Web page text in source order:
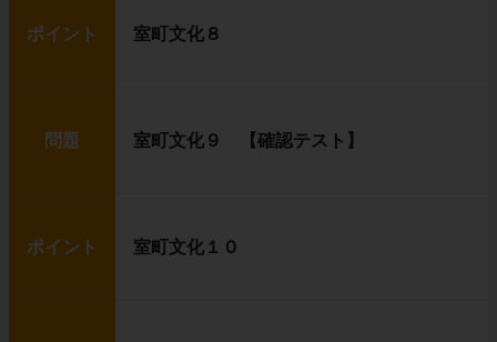
ポイント 室町文化８
問題 室町文化９ 【確認テスト】
ポイント 室町文化１０